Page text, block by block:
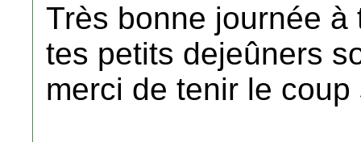
Très bonne journée
tes petits dejeûners
merci de tenir le